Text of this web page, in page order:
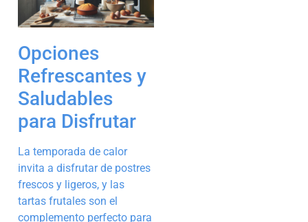
Opciones
Refrescantes y
Saludables
para Disfrutar
La temporada de calor
invita a disfrutar de postres
frescos y ligeros, y las
tartas frutales son el
complemento perfecto para